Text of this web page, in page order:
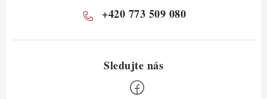
+420 773 509 080